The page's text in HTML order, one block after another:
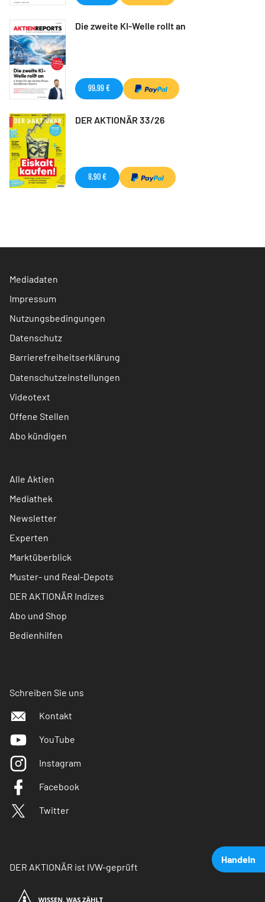
Handeln
Die zweite KI-Welle rollt an
99,99 €
DER AKTIONÄR 33/26
8,90 €
Mediadaten
Impressum
Nutzungsbedingungen
Datenschutz
Barrierefreiheitserklärung
Datenschutzeinstellungen
Videotext
Offene Stellen
Abo kündigen
Alle Aktien
Mediathek
Newsletter
Experten
Marktüberblick
Muster- und Real-Depots
DER AKTIONÄR Indizes
Abo und Shop
Bedienhilfen
Schreiben Sie uns
Kontakt
YouTube
Instagram
Facebook
Twitter
DER AKTIONÄR ist IVW-geprüft